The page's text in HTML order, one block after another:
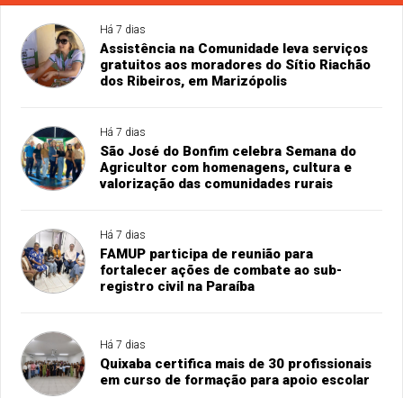
Há 7 dias
Assistência na Comunidade leva serviços
gratuitos aos moradores do Sítio Riachão
dos Ribeiros, em Marizópolis
Há 7 dias
São José do Bonfim celebra Semana do
Agricultor com homenagens, cultura e
valorização das comunidades rurais
Há 7 dias
FAMUP participa de reunião para
fortalecer ações de combate ao sub-
registro civil na Paraíba
Há 7 dias
Quixaba certifica mais de 30 profissionais
em curso de formação para apoio escolar